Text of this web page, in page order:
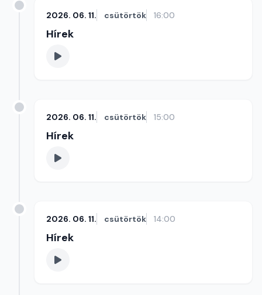
2026. 06. 11. csütörtök 16:00
Hírek
2026. 06. 11. csütörtök 15:00
Hírek
2026. 06. 11. csütörtök 14:00
Hírek